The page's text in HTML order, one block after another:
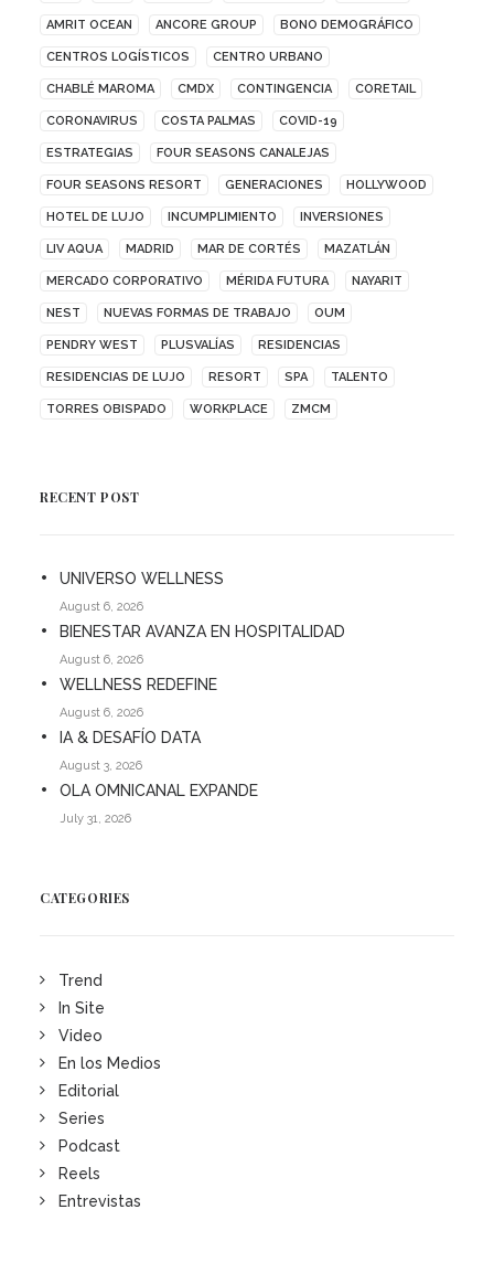
AMRIT OCEAN ANCORE GROUP BONO DEMOGRÁFICO
CENTROS LOGÍSTICOS CENTRO URBANO
CHABLÉ MAROMA CMDX CONTINGENCIA CORETAIL
CORONAVIRUS COSTA PALMAS COVID-19
ESTRATEGIAS FOUR SEASONS CANALEJAS
FOUR SEASONS RESORT GENERACIONES HOLLYWOOD
HOTEL DE LUJO INCUMPLIMIENTO INVERSIONES
LIV AQUA MADRID MAR DE CORTÉS MAZATLÁN
MERCADO CORPORATIVO MÉRIDA FUTURA NAYARIT
NEST NUEVAS FORMAS DE TRABAJO OUM
PENDRY WEST PLUSVALÍAS RESIDENCIAS
RESIDENCIAS DE LUJO RESORT SPA TALENTO
TORRES OBISPADO WORKPLACE ZMCM
RECENT POST
UNIVERSO WELLNESS
August 6, 2026
BIENESTAR AVANZA EN HOSPITALIDAD
August 6, 2026
WELLNESS REDEFINE
August 6, 2026
IA & DESAFÍO DATA
August 3, 2026
OLA OMNICANAL EXPANDE
July 31, 2026
CATEGORIES
Trend
In Site
Video
En los Medios
Editorial
Series
Podcast
Reels
Entrevistas